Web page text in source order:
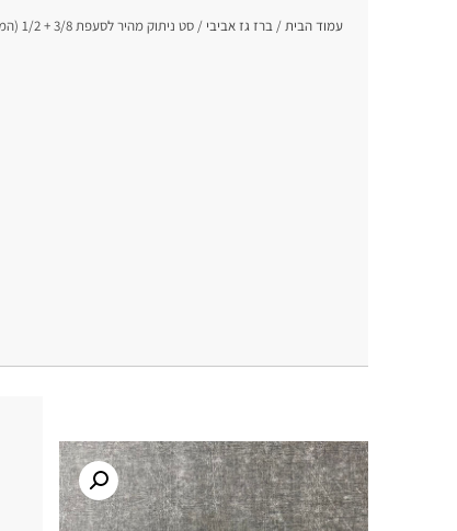
עמוד הבית/ברז גז אביבי / סט ניתוק מהיר לסעפת 3/8 + 1/2 (המחיר מתייחס לסט ללא הסעפת)